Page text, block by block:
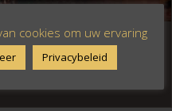
cookies om uw ervaring
Privacybeleid